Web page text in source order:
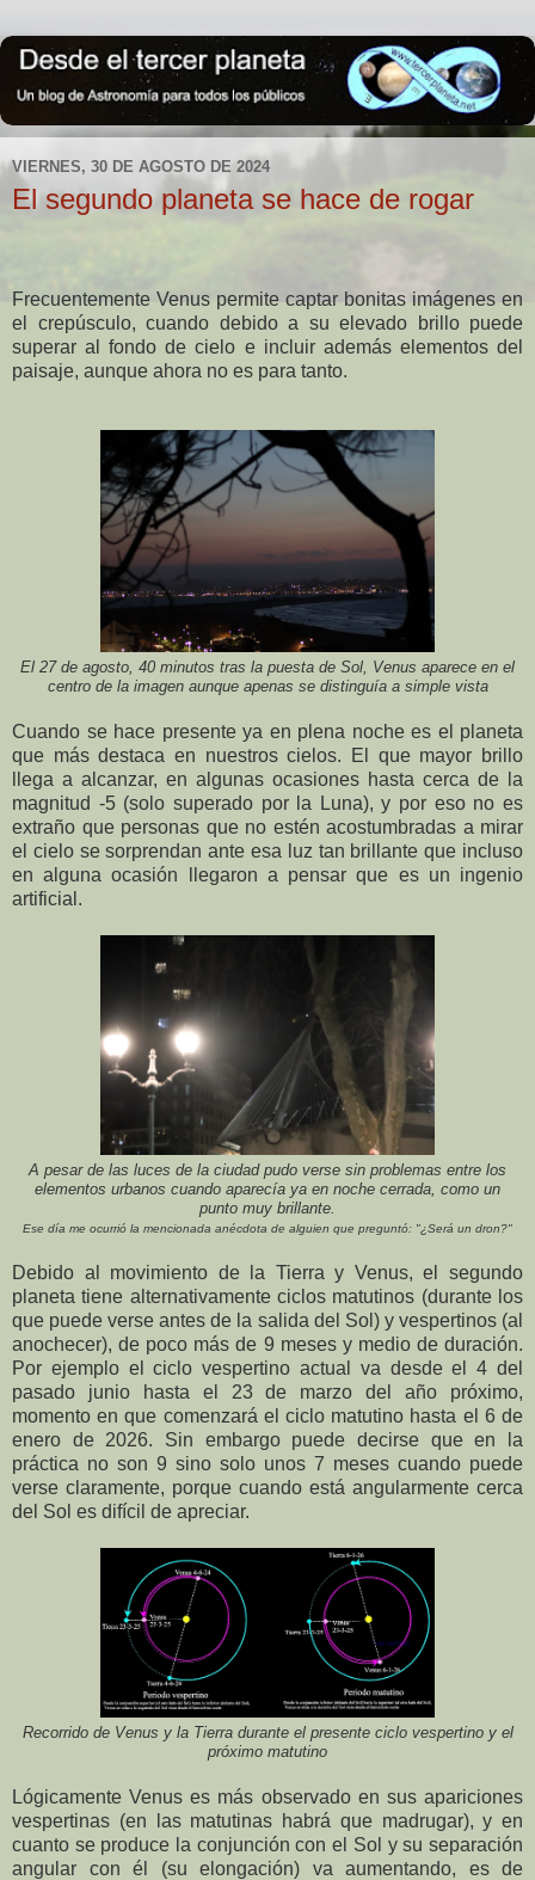
VIERNES, 30 DE AGOSTO DE 2024
El segundo planeta se hace de rogar
Frecuentemente Venus permite captar bonitas imágenes en
el crepúsculo, cuando debido a su elevado brillo puede
superar al fondo de cielo e incluir además elementos del
paisaje, aunque ahora no es para tanto.
El 27 de agosto, 40 minutos tras la puesta de Sol, Venus aparece en el
centro de la imagen aunque apenas se distinguía a simple vista
Cuando se hace presente ya en plena noche es el planeta
que más destaca en nuestros cielos. El que mayor brillo
llega a alcanzar, en algunas ocasiones hasta cerca de la
magnitud -5 (solo superado por la Luna), y por eso no es
extraño que personas que no estén acostumbradas a mirar
el cielo se sorprendan ante esa luz tan brillante que incluso
en alguna ocasión llegaron a pensar que es un ingenio
artificial.
A pesar de las luces de la ciudad pudo verse sin problemas entre los
elementos urbanos cuando aparecía ya en noche cerrada, como un
punto muy brillante.
Ese día me ocurrió la mencionada anécdota de alguien que preguntó: "¿Será un dron?"
Debido al movimiento de la Tierra y Venus, el segundo
planeta tiene alternativamente ciclos matutinos (durante los
que puede verse antes de la salida del Sol) y vespertinos (al
anochecer), de poco más de 9 meses y medio de duración.
Por ejemplo el ciclo vespertino actual va desde el 4 del
pasado junio hasta el 23 de marzo del año próximo,
momento en que comenzará el ciclo matutino hasta el 6 de
enero de 2026. Sin embargo puede decirse que en la
práctica no son 9 sino solo unos 7 meses cuando puede
verse claramente, porque cuando está angularmente cerca
del Sol es difícil de apreciar.
Recorrido de Venus y la Tierra durante el presente ciclo vespertino y el
próximo matutino
Lógicamente Venus es más observado en sus apariciones
vespertinas (en las matutinas habrá que madrugar), y en
cuanto se produce la conjunción con el Sol y su separación
angular con él (su elongación) va aumentando, es de